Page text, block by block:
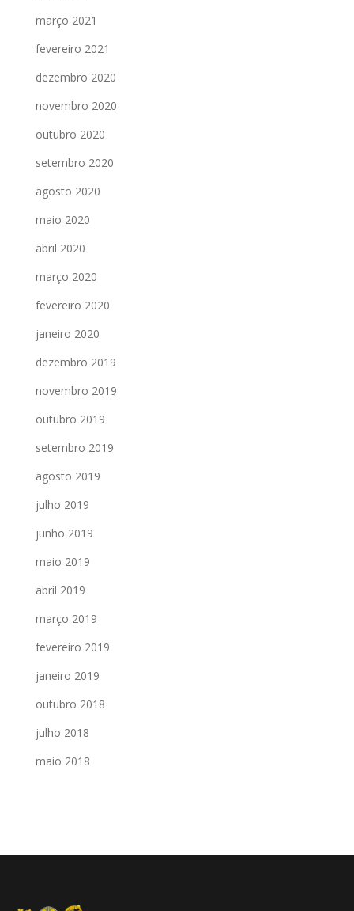
março 2021
fevereiro 2021
dezembro 2020
novembro 2020
outubro 2020
setembro 2020
agosto 2020
maio 2020
abril 2020
março 2020
fevereiro 2020
janeiro 2020
dezembro 2019
novembro 2019
outubro 2019
setembro 2019
agosto 2019
julho 2019
junho 2019
maio 2019
abril 2019
março 2019
fevereiro 2019
janeiro 2019
outubro 2018
julho 2018
maio 2018